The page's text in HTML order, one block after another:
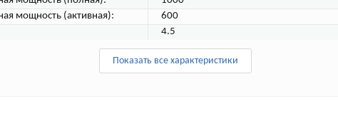
мощность (активная):
600
4.5
Показать все характеристики